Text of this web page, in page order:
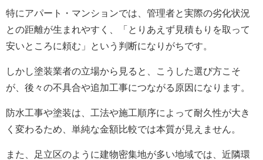
特にアパート・マンションでは、管理者と実際の劣化状況
との距離が生まれやすく、「とりあえず見積もりを取って
安いところに頼む」という判断になりがちです。
しかし塗装業者の立場から見ると、こうした選び方こそ
が、後々の不具合や追加工事につながる原因になります。
防水工事や塗装は、工法や施工順序によって耐久性が大き
く変わるため、単純な金額比較では本質が見えません。
また、足立区のように建物密集地が多い地域では、近隣環